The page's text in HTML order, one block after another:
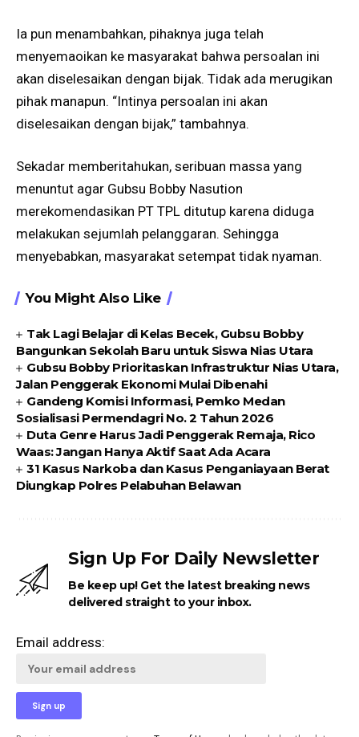
Ia pun menambahkan, pihaknya juga telah
menyemaoikan ke masyarakat bahwa persoalan ini
akan diselesaikan dengan bijak. Tidak ada merugikan
pihak manapun. “Intinya persoalan ini akan
diselesaikan dengan bijak,” tambahnya.
Sekadar memberitahukan, seribuan massa yang
menuntut agar Gubsu Bobby Nasution
merekomendasikan PT TPL ditutup karena diduga
melakukan sejumlah pelanggaran. Sehingga
menyebabkan, masyarakat setempat tidak nyaman.
You Might Also Like
Tak Lagi Belajar di Kelas Becek, Gubsu Bobby
Bangunkan Sekolah Baru untuk Siswa Nias Utara
Gubsu Bobby Prioritaskan Infrastruktur Nias Utara,
Jalan Penggerak Ekonomi Mulai Dibenahi
Gandeng Komisi Informasi, Pemko Medan
Sosialisasi Permendagri No. 2 Tahun 2026
Duta Genre Harus Jadi Penggerak Remaja, Rico
Waas: Jangan Hanya Aktif Saat Ada Acara
31 Kasus Narkoba dan Kasus Penganiayaan Berat
Diungkap Polres Pelabuhan Belawan
Sign Up For Daily Newsletter
Be keep up! Get the latest breaking news
delivered straight to your inbox.
Email address: